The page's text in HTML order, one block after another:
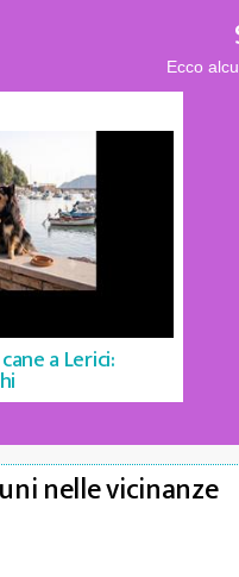
Ecco
a Lerici:
nelle vicinanze